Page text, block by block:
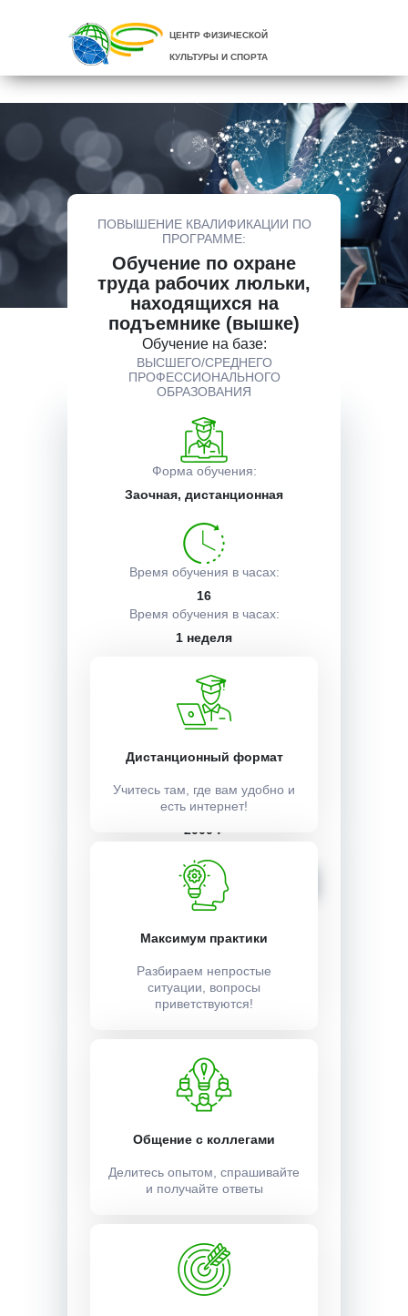
ЦЕНТР ФИЗИЧЕСКОЙ
КУЛЬТУРЫ И СПОРТА
ПОВЫШЕНИЕ КВАЛИФИКАЦИИ ПО
ПРОГРАММЕ:
Обучение по охране
труда рабочих люльки,
находящихся на
подъемнике (вышке)
Обучение на базе:
ВЫСШЕГО/СРЕДНЕГО
ПРОФЕССИОНАЛЬНОГО
ОБРАЗОВАНИЯ
Форма обучения:
Заочная, дистанционная
Время обучения в часах:
16
Время обучения в часах:
1 неделя
Учебный план:
Получить
Стоимость:
2000 ₽
Записаться
Описание курса
Получаемые документы
Условия поступления
Дистанционный формат
Учитесь там, где вам удобно и
есть интернет!
Максимум практики
Разбираем непростые
ситуации, вопросы
приветствуются!
Общение с коллегами
Делитесь опытом, спрашивайте
и получайте ответы